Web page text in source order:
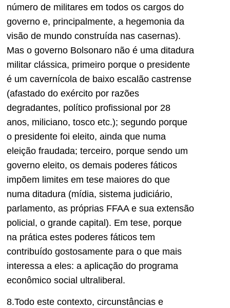
número de militares em todos os cargos do
governo e, principalmente, a hegemonia da
visão de mundo construída nas casernas).
Mas o governo Bolsonaro não é uma ditadura
militar clássica, primeiro porque o presidente
é um cavernícola de baixo escalão castrense
(afastado do exército por razões
degradantes, político profissional por 28
anos, miliciano, tosco etc.); segundo porque
o presidente foi eleito, ainda que numa
eleição fraudada; terceiro, porque sendo um
governo eleito, os demais poderes fáticos
impõem limites em tese maiores do que
numa ditadura (mídia, sistema judiciário,
parlamento, as próprias FFAA e sua extensão
policial, o grande capital). Em tese, porque
na prática estes poderes fáticos tem
contribuído gostosamente para o que mais
interessa a eles: a aplicação do programa
econômico social ultraliberal.
8.Todo este contexto, circunstâncias e